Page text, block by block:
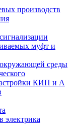
производств
муфт и
окружающей среды
КИП и А
электрика